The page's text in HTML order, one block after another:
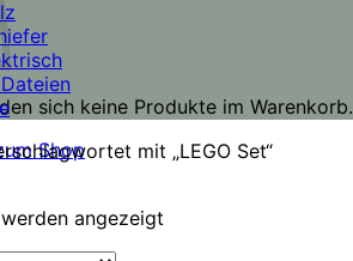
sich keine Produkte im Warenkorb.
Shop
mit „LEGO Set“
angezeigt